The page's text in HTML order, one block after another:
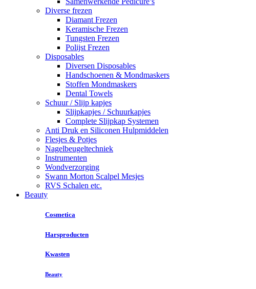
Diverse frezen
Diamant Frezen
Keramische Frezen
Tungsten Frezen
Polijst Frezen
Disposables
Diversen Disposables
Handschoenen & Mondmaskers
Stoffen Mondmaskers
Dental Towels
Schuur / Slijp kapjes
Slijpkapjes / Schuurkapjes
Complete Slijpkap Systemen
Anti Druk en Siliconen Hulpmiddelen
Flesjes & Potjes
Nagelbeugeltechniek
Instrumenten
Wondverzorging
Swann Morton Scalpel Mesjes
RVS Schalen etc.
Beauty
Cosmetica
Harsproducten
Kwasten
Beauty